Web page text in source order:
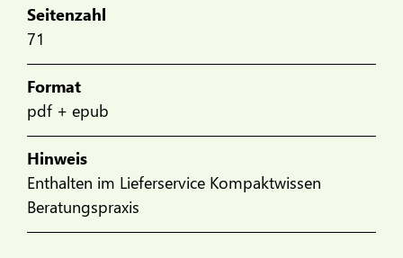
Seitenzahl
71
Format
pdf + epub
Hinweis
Enthalten im Lieferservice Kompaktwissen
Beratungspraxis